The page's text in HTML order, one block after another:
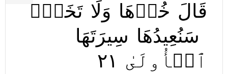
قَالَ خُذۡهَا وَلَا تَخَفۡۖ
سَنُعِيدُهَا سِيرَتَهَا
ٱلۡأُولَىٰ ٢١